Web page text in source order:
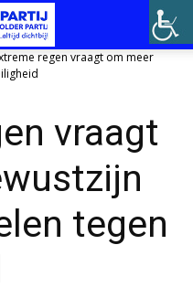
regen vraagt om meer
vraagt
tegen